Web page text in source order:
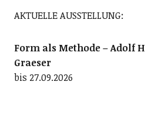
AKTUELLE AUSSTELLUNG:
Form als Methode – Adolf
Graeser
bis 27.09.2026